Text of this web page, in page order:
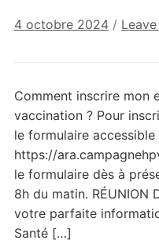
4 octobre 2024 /
Comment inscrire mon
vaccination ? Pour
le formulaire
https://
le formulaire dès à
8h du matin. RÉUNION
votre parfaite
Santé […]